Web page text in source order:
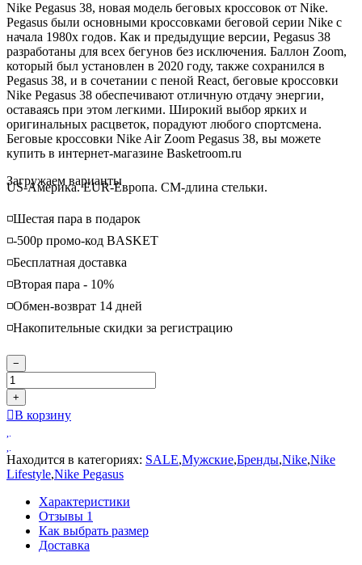
Nike Pegasus 38, новая модель беговых кроссовок от Nike.
Pegasus были основными кроссовками беговой серии Nike с
начала 1980х годов. Как и предыдущие версии, Pegasus 38
разработаны для всех бегунов без исключения. Баллон Zoom,
который был установлен в 2020 году, также сохранился в
Pegasus 38, и в сочетании с пеной React, беговые кроссовки
Nike Pegasus 38 обеспечивают отличную отдачу энергии,
оставаясь при этом легкими. Широкий выбор ярких и
оригинальных расцветок, порадуют любого спортсмена.
Беговые кроссовки Nike Air Zoom Pegasus 38, вы можете
купить в интернет-магазине Basketroom.ru
Loading...
Загружаем варианты
US-Америка. EUR-Европа. CM-длина стельки.
◽️Шестая пара в подарок
◽️-500р промо-код BASKET
◽️Бесплатная доставка
◽️Вторая пара - 10%
◽️Обмен-возврат 14 дней
◽️Накопительные скидки за регистрацию
−
+
В корзину
Находится в категориях: SALE,Мужские,Бренды,Nike,Nike
Lifestyle,Nike Pegasus
Характеристики
Отзывы 1
Как выбрать размер
Доставка